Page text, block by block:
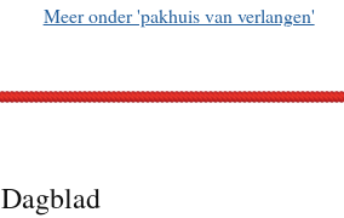
Meer onder 'pakhuis van verlangen'